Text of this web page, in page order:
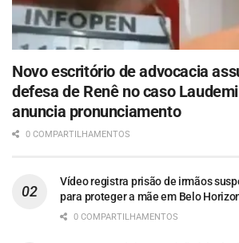
Novo escritório de advocacia
defesa de Renê no caso
anuncia pronunciamento
0 COMPARTILHAMENTOS
Vídeo registra prisão de irmãos
para proteger a mãe em Belo
0 COMPARTILHAMENTOS